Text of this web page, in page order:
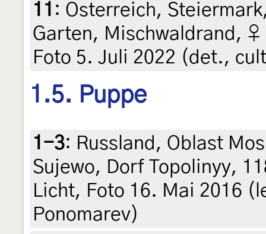
11 : Österreich,
Garten, Mischwaldrand, ♀
Foto 5. Juli 2022 (det.,
1.5. Puppe
1-3: Russland, Oblast
Sujewo, Dorf Topolinyy,
Licht, Foto 16. Mai 2016
Ponomarev)